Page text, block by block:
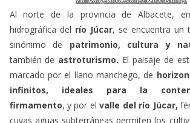
río Júcar, se encuentra un
patrimonio, cultura y
también de
astroturismo.
El paisaje de
marcado por el llano manchego, de
infinitos, ideales para la
firmamento
valle del río Júcar
cuyas aguas subterráneas permiten los